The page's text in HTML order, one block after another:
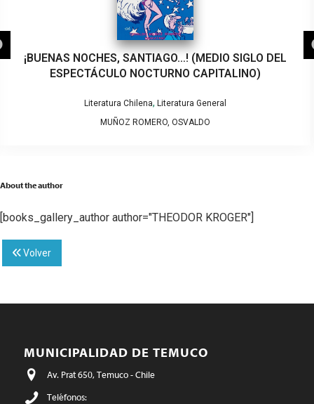
¡BUENAS NOCHES, SANTIAGO…! (MEDIO SIGLO DEL
ESPECTÁCULO NOCTURNO CAPITALINO)
Literatura Chilena, Literatura General
MUÑOZ ROMERO, OSVALDO
About the author
[books_gallery_author author="THEODOR KROGER"]
Volver
MUNICIPALIDAD DE TEMUCO
Av. Prat 650, Temuco - Chile
Teléfonos: